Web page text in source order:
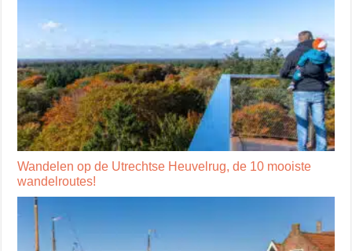
Wandelen op de Utrechtse Heuvelrug, de 10 mooiste
wandelroutes!